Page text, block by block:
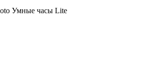
Умные часы Lite